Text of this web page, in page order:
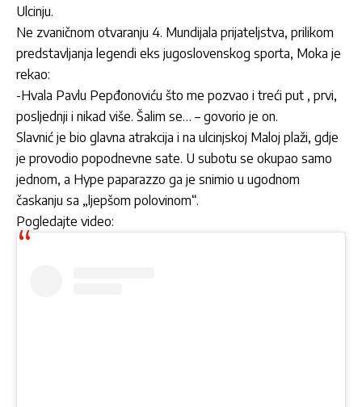
Ulcinju.
Ne zvaničnom otvaranju 4. Mundijala prijateljstva, prilikom
predstavljanja legendi eks jugoslovenskog sporta, Moka je
rekao:
-Hvala Pavlu Pepđonoviću što me pozvao i treći put , prvi,
posljednji i nikad više. Šalim se… – govorio je on.
Slavnić je bio glavna atrakcija i na ulcinjskoj Maloj plaži, gdje
je provodio popodnevne sate. U subotu se okupao samo
jednom, a Hype paparazzo ga je snimio u ugodnom
časkanju sa „ljepšom polovinom“.
Pogledajte video: